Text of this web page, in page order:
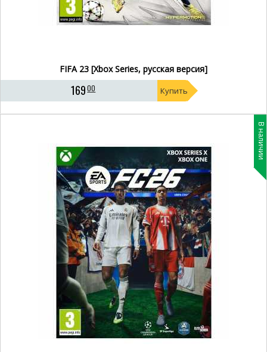
FIFA 23 [Xbox Series, русская версия]
16900 Купить
В наличии